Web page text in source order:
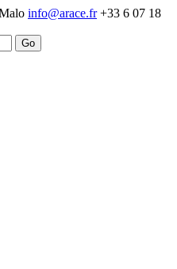
info@arace.fr +33 6 07 18